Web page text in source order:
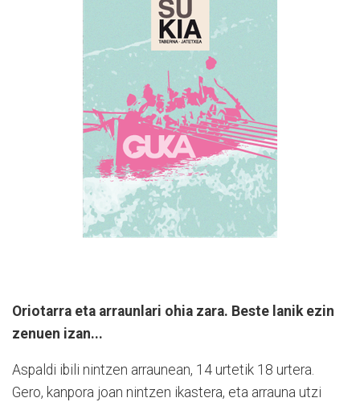
Oriotarra eta arraunlari ohia zara. Beste lanik ezin
zenuen izan...
Aspaldi ibili nintzen arraunean, 14 urtetik 18 urtera.
Gero, kanpora joan nintzen ikastera, eta arrauna utzi